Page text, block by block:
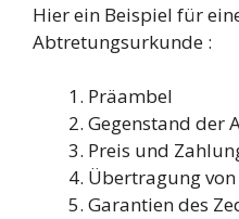
Hier ein Beispiel für
Abtretungsurkunde :
Präambel
Gegenstand der
Preis und
Übertragung
Garantien des